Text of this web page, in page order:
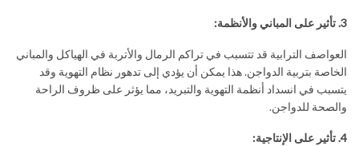
3. تأثير على المباني والأنظمة:
العواصف الترابية قد تتسبب في تراكم الرمال والأتربة في الهياكل والمباني
الخاصة بتربية الدواجن. هذا يمكن أن يؤدي إلى تدهور نظام التهوية وقد
يتسبب في انسداد أنظمة التهوية والتبريد، مما يؤثر على ظروف الراحة
والصحة للدواجن.
4. تأثير على الإنتاجية: